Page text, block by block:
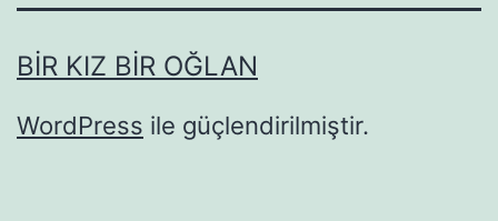
BIR KIZ BIR OĞLAN
WordPress ile güçlendirilmiştir.